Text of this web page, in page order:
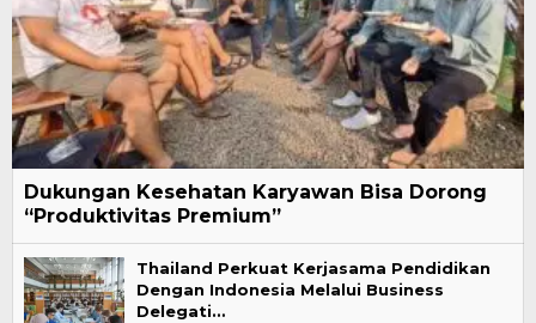
Dukungan Kesehatan Karyawan Bisa Dorong
“Produktivitas Premium”
Thailand Perkuat Kerjasama Pendidikan
Dengan Indonesia Melalui Business
Delegati…